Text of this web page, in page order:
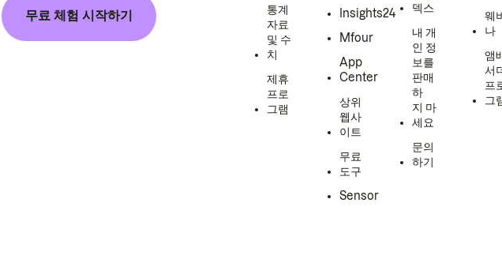
무료 체험 시작하기
통계
자료
및 수
치
제휴
프로
그램
Insights24
Mfour
App
Center
상위
웹사
이트
무료
도구
Sensor
덱스
내 개
인 정
보를
판매
하
지 마
세요
문의
하기
웨
나
앰
서
프
그